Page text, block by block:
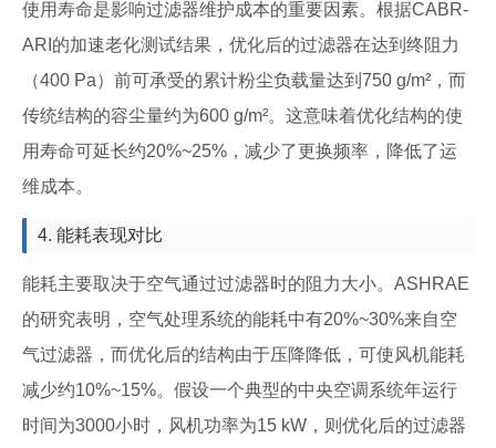
使用寿命是影响过滤器维护成本的重要因素。根据CABR-
ARI的加速老化测试结果，优化后的过滤器在达到终阻力
（400 Pa）前可承受的累计粉尘负载量达到750 g/m²，而
传统结构的容尘量约为600 g/m²。这意味着优化结构的使
用寿命可延长约20%~25%，减少了更换频率，降低了运
维成本。
4. 能耗表现对比
能耗主要取决于空气通过过滤器时的阻力大小。ASHRAE
的研究表明，空气处理系统的能耗中有20%~30%来自空
气过滤器，而优化后的结构由于压降降低，可使风机能耗
减少约10%~15%。假设一个典型的中央空调系统年运行
时间为3000小时，风机功率为15 kW，则优化后的过滤器